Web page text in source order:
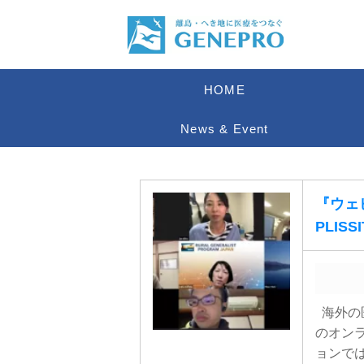
HOME
News & Event
『ウ
海外の
のオン
ョンで